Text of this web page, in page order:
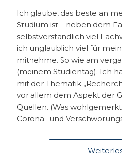
Ich glaube, das beste an
Studium ist – neben dem
selbstverständlich viel
ich unglaublich viel für
mitnehme. So wie am
(meinem Studientag). Ich
mit der Thematik
vor allem dem Aspekt der
Quellen. (Was
Corona- und